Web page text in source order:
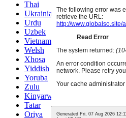
Thai
Ukrainian
Urdu
Uzbek
Vietnamese
Welsh
Xhosa
Yiddish
Yoruba
Zulu
Kinyarwanda
Tatar
Oriya